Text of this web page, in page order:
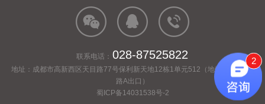
联系电话： 028-87525822
地址：成都市高新西区天目路77号保利新天地12栋1单元512（地铁2号线百草
路A出口）
蜀ICP备14031538号-2
2